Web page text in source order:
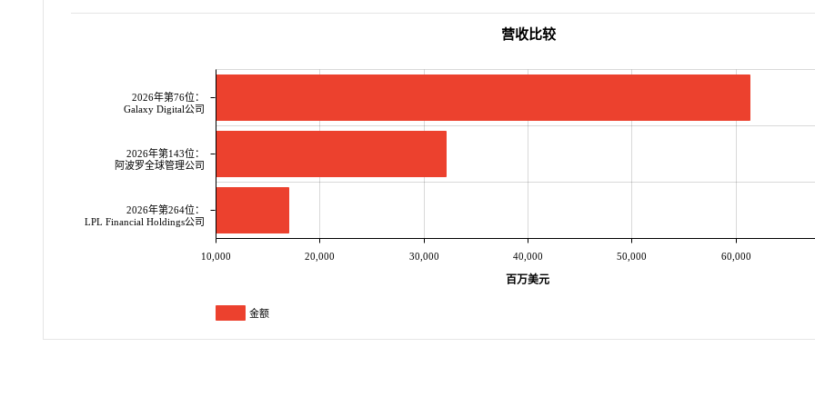
2026年第76位：
Galaxy Digital公司
2026年第143位：
阿波罗全球管理公司
2026年第264位：
LPL Financial Holdings公司
10,000 20,000 30,000 40,000 50,000 60,000
百万美元
营收比较
金额